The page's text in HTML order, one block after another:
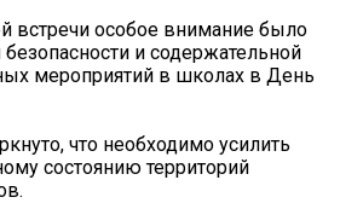
встречи особое внимание было
и содержательной
мероприятий в школах в День
что необходимо усилить
состоянию территорий